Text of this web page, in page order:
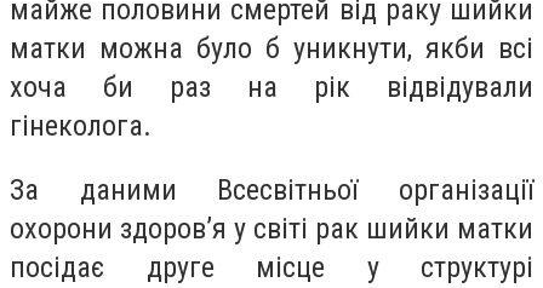
майже половини смертей від раку шийки
матки можна було б уникнути, якби всі
хоча би раз на рік відвідували
гінеколога.
За даними Всесвітньої організації
охорони здоров’я у світі рак шийки матки
посідає друге місце у структурі